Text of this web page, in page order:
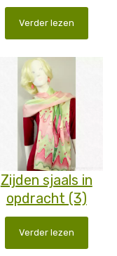
Verder lezen
Zijden sjaals in
opdracht (3)
Verder lezen